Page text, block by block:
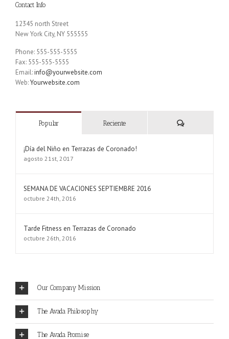
Contact Info
12345 north Street
New York City, NY 555555
Phone: 555-555-5555
Fax: 555-555-5555
Email:info@yourwebsite.com
Web:Yourwebsite.com
Popular Reciente Comentarios
¡Día del Niño en Terrazas de Coronado!
agosto 21st, 2017
SEMANA DE VACACIONES SEPTIEMBRE 2016
octubre 24th, 2016
Tarde Fitness en Terrazas de Coronado
octubre 26th, 2016
Our Company Mission
The Avada Philosophy
The Avada Promise